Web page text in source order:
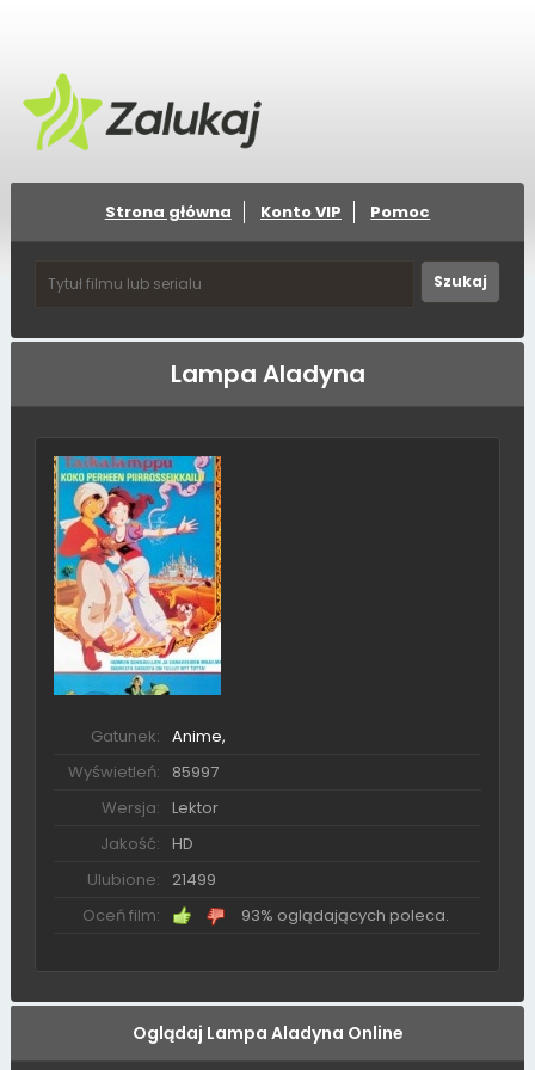
Strona główna Konto VIP Pomoc
Lampa Aladyna
Gatunek: Anime,
Wyświetleń:
85997
Wersja:
Lektor
Jakość:
HD
Ulubione:
21499
Oceń film:
93% oglądających poleca.
Oglądaj Lampa Aladyna Online